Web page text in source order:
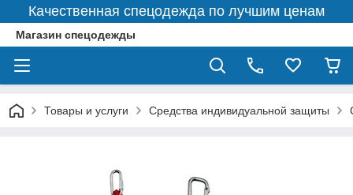
Качественная спецодежда по лучшим ценам
Магазин спецодежды
Товары и услуги Средства индивидуальной защиты